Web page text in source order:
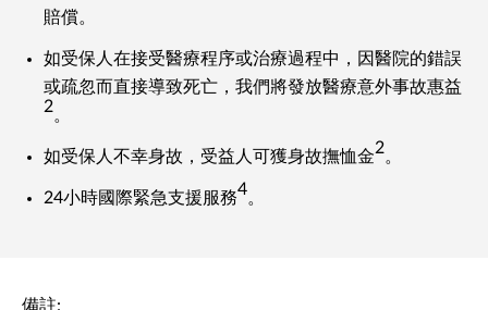
賠償。
如受保人在接受醫療程序或治療過程中，因醫院的錯誤
或疏忽而直接導致死亡，我們將發放醫療意外事故惠益
2。
如受保人不幸身故，受益人可獲身故撫恤金2。
24小時國際緊急支援服務4。
備註: